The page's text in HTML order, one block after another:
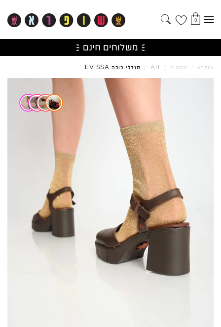
0
שופרא / מותגים /
Art
/ סנדלי בובה EVISSA
Skip to product reviews